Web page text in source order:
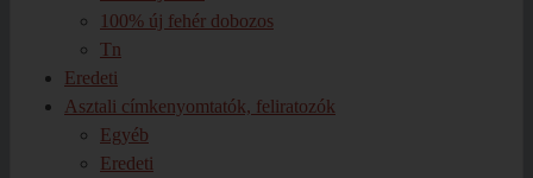
100% új fehér dobozos
Tn
Eredeti
Asztali címkenyomtatók, feliratozók
Egyéb
Eredeti